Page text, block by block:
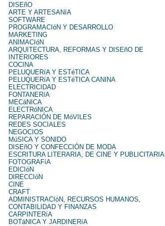
DISEñO
ARTE Y ARTESANíA
SOFTWARE
PROGRAMACIóN Y DESARROLLO
MARKETING
ANIMACIóN
ARQUITECTURA, REFORMAS Y DISEñO DE
INTERIORES
COCINA
PELUQUERíA Y ESTéTICA
PELUQUERíA Y ESTéTICA CANINA
ELECTRICIDAD
FONTANERíA
MECáNICA
ELECTRóNICA
REPARACIÓN DE MóVILES
REDES SOCIALES
NEGOCIOS
MúSICA Y SONIDO
DISEñO Y CONFECCIÓN DE MODA
ESCRITURA LITERARIA, DE CINE Y PUBLICITARIA
FOTOGRAFíA
EDICIóN
DIRECCIóN
CINE
CRAFT
ADMINISTRACIóN, RECURSOS HUMANOS,
CONTABILIDAD Y FINANZAS
CARPINTERíA
BOTáNICA Y JARDINERíA